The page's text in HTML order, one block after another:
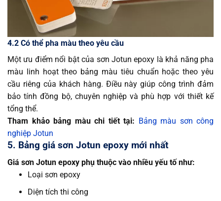
4.2 Có thể pha màu theo yêu cầu
Một ưu điểm nổi bật của sơn Jotun epoxy là khả năng pha
màu linh hoạt theo bảng màu tiêu chuẩn hoặc theo yêu
cầu riêng của khách hàng. Điều này giúp công trình đảm
bảo tính đồng bộ, chuyên nghiệp và phù hợp với thiết kế
tổng thể.
Tham khảo bảng màu chi tiết tại: Bảng màu sơn công
nghiệp Jotun
5. Bảng giá sơn Jotun epoxy mới nhất
Giá sơn Jotun epoxy phụ thuộc vào nhiều yếu tố như:
Loại sơn epoxy
Diện tích thi công